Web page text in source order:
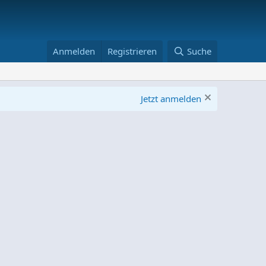
Anmelden Registrieren Suche
Jetzt anmelden